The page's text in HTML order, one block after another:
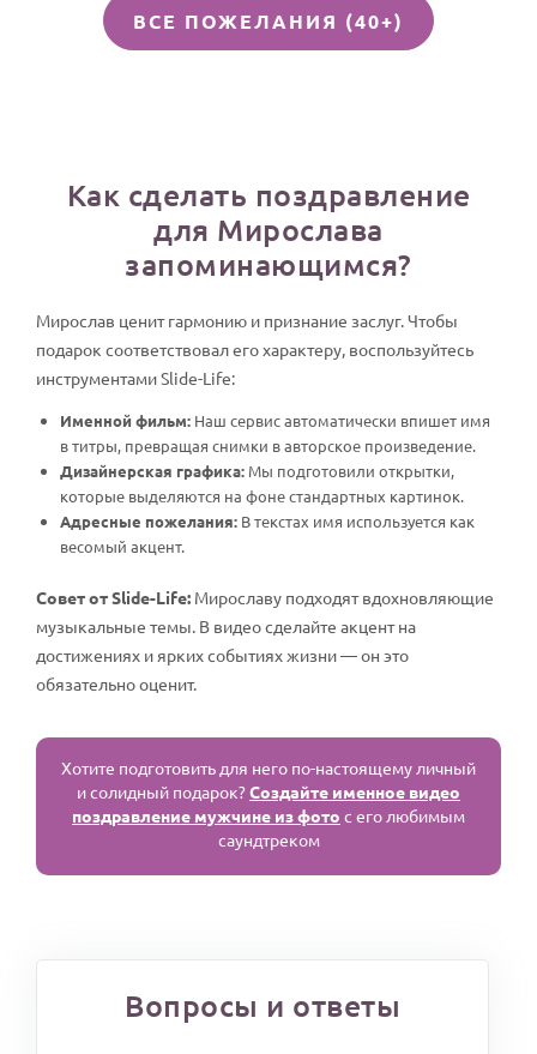
ВСЕ ПОЖЕЛАНИЯ (40+)
Как сделать поздравление
для Мирослава
запоминающимся?
Мирослав ценит гармонию и признание заслуг. Чтобы
подарок соответствовал его характеру, воспользуйтесь
инструментами Slide-Life:
Именной фильм: Наш сервис автоматически впишет имя
в титры, превращая снимки в авторское произведение.
Дизайнерская графика: Мы подготовили открытки,
которые выделяются на фоне стандартных картинок.
Адресные пожелания: В текстах имя используется как
весомый акцент.
Совет от Slide-Life: Мирославу подходят вдохновляющие
музыкальные темы. В видео сделайте акцент на
достижениях и ярких событиях жизни — он это
обязательно оценит.
Хотите подготовить для него по-настоящему личный
и солидный подарок?Создайте именное видео
поздравление мужчине из фото с его любимым
саундтреком
Вопросы и ответы